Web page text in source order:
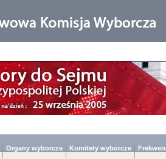
Organy wyborcze Komitety wyborcze